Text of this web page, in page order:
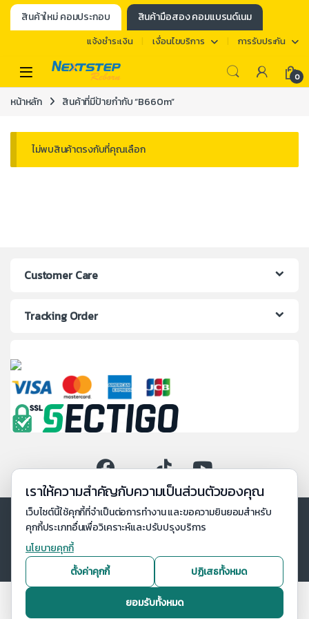
สินค้าใหม่ คอมประกอบ สินค้ามือสอง คอมแบรนด์เนม
แจ้งชำระเงิน เงื่อนไขบริการ การรับประกัน
0
หน้าหลัก สินค้าที่มีป้ายกำกับ “B660m”
ไม่พบสินค้าตรงกับที่คุณเลือก
Customer Care
Tracking Order
เราให้ความสำคัญกับความเป็นส่วนตัวของคุณ
เว็บไซต์นี้ใช้คุกกี้ที่จำเป็นต่อการทำงาน และขอความยินยอมสำหรับ
คุกกี้ประเภทอื่นเพื่อวิเคราะห์และปรับปรุงบริการ
นโยบายคุกกี้
ตั้งค่าคุกกี้
ปฏิเสธทั้งหมด
ยอมรับทั้งหมด